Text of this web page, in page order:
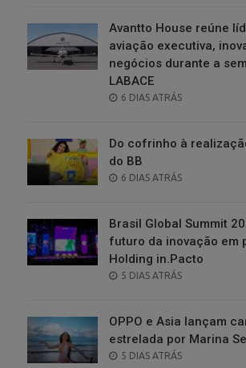
Avantto House reúne
aviação executiva,
negócios durante a
LABACE
POSTED
6 DIAS ATRÁS
Do cofrinho à
do BB
POSTED
6 DIAS ATRÁS
Brasil Global Summit
futuro da inovação em
Holding in.Pacto
POSTED
5 DIAS ATRÁS
OPPO e Asia lançam
estrelada por Marina
POSTED
5 DIAS ATRÁS